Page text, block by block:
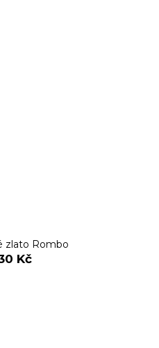
zlato Rombo
Kč